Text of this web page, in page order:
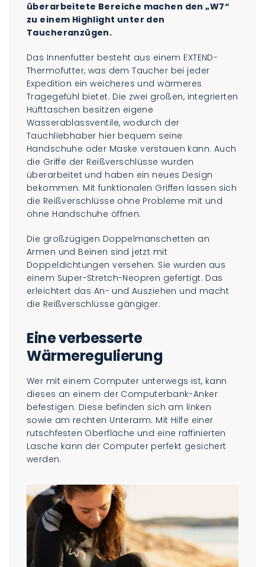
überarbeitete Bereiche machen den „W7“
zu einem Highlight unter den
Taucheranzügen.
Das Innenfutter besteht aus einem EXTEND-
Thermofutter, was dem Taucher bei jeder
Expedition ein weicheres und wärmeres
Tragegefühl bietet. Die zwei großen, integrierten
Hüfttaschen besitzen eigene
Wasserablassventile, wodurch der
Tauchliebhaber hier bequem seine
Handschuhe oder Maske verstauen kann. Auch
die Griffe der Reißverschlüsse wurden
überarbeitet und haben ein neues Design
bekommen. Mit funktionalen Griffen lassen sich
die Reißverschlüsse ohne Probleme mit und
ohne Handschuhe öffnen.
Die großzügigen Doppelmanschetten an
Armen und Beinen sind jetzt mit
Doppeldichtungen versehen. Sie wurden aus
einem Super-Stretch-Neopren gefertigt. Das
erleichtert das An- und Ausziehen und macht
die Reißverschlüsse gängiger.
Eine verbesserte
Wärmeregulierung
Wer mit einem Computer unterwegs ist, kann
dieses an einem der Computerbank-Anker
befestigen. Diese befinden sich am linken
sowie am rechten Unterarm. Mit Hilfe einer
rutschfesten Oberfläche und eine raffinierten
Lasche kann der Computer perfekt gesichert
werden.